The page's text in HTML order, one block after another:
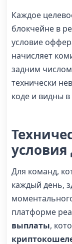
Каждое
блокчейне в
условие
начисляет
задним
технически
коде и видны в
условия
Для команд,
каждый день,
платформе
выплаты,